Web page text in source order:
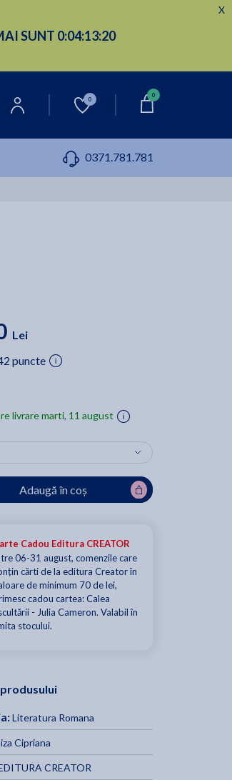
SUNT 0:04:13:19
X
0
0
0371.781.781
Lei
puncte
livrare marti, 11 august
Adaugă în coș
Cadou Editura CREATOR
06-31 august, comenzile care
cărti de la editura Creator în
de minimum 70 de lei,
cadou cartea: Calea
- Julia Cameron. Valabil în
stocului.
Literatura Romana
Cipriana
CREATOR